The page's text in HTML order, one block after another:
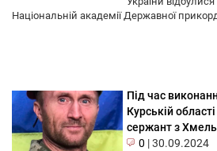
Національній академії Державної
Під час
Курській
сержант з
0 |30.09.2024